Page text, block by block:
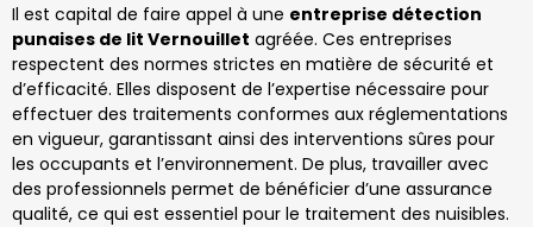
Il est capital de faire appel à une entreprise détection
punaises de lit Vernouillet agréée. Ces entreprises
respectent des normes strictes en matière de sécurité et
d’efficacité. Elles disposent de l’expertise nécessaire pour
effectuer des traitements conformes aux réglementations
en vigueur, garantissant ainsi des interventions sûres pour
les occupants et l’environnement. De plus, travailler avec
des professionnels permet de bénéficier d’une assurance
qualité, ce qui est essentiel pour le traitement des nuisibles.